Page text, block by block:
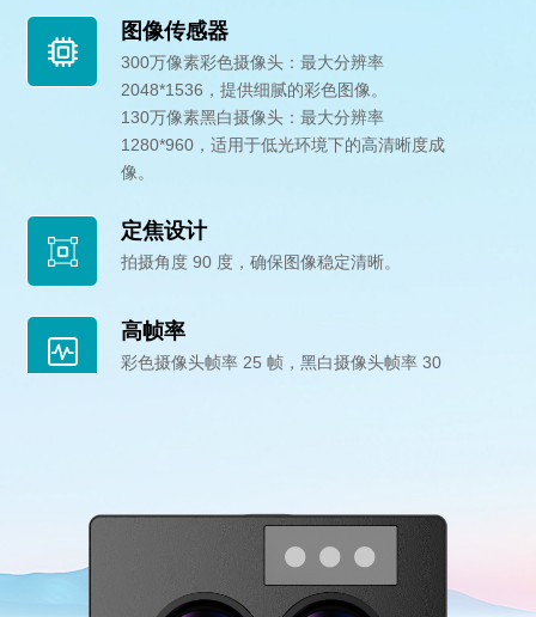
图像传感器
300万像素彩色摄像头：最大分辨率
2048*1536，提供细腻的彩色图像。
130万像素黑白摄像头：最大分辨率
1280*960，适用于低光环境下的高清晰度成
像。
定焦设计
拍摄角度 90 度，确保图像稳定清晰。
高帧率
彩色摄像头帧率 25 帧，黑白摄像头帧率 30